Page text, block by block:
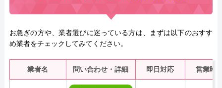
お急ぎの方や、業者選びに迷っている方は、まずは以下のおすす
め業者をチェックしてみてください。
業者名 問い合わせ・詳細 即日対応 営業時